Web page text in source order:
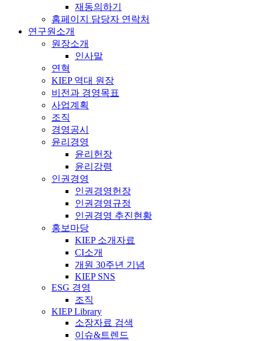
재동의하기
홈페이지 담당자 연락처
연구원소개
원장소개
인사말
연혁
KIEP 역대 원장
비전과 경영목표
사업계획
조직
경영공시
윤리경영
윤리헌장
윤리강령
인권경영
인권경영헌장
인권경영규정
인권경영 추진현황
홍보마당
KIEP 소개자료
CI소개
개원 30주년 기념
KIEP SNS
ESG 경영
조직
KIEP Library
소장자료 검색
이슈&트렌드